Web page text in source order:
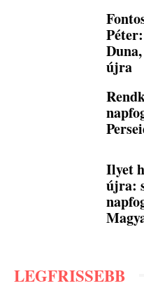
újra
Ilyet
újra:
LEGFRISSEBB